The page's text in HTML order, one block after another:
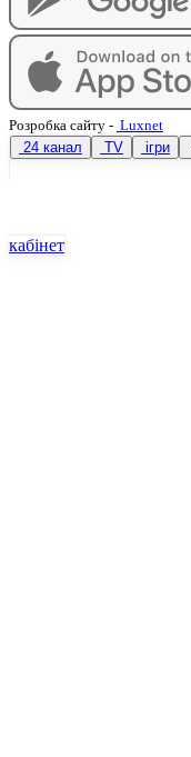
Розробка сайту - Luxnet
24 канал
TV ігри
кабінет